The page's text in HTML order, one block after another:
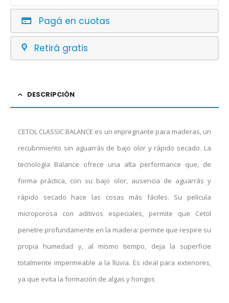
Pagá en cuotas
Retirá gratis
DESCRIPCIÓN
CETOL CLASSIC BALANCE es un impregnante para maderas, un
recubrimiento sin aguarrás de bajo olor y rápido secado. La
tecnología Balance ofrece una alta performance que, de
forma práctica, con su bajo olor, ausencia de aguarrás y
rápido secado hace las cosas más fáciles. Su película
microporosa con aditivos especiales, permite que Cetol
penetre profundamente en la madera: permite que respire su
propia humedad y, al mismo tiempo, deja la superficie
totalmente impermeable a la lluvia. Es ideal para exteriores,
ya que evita la formación de algas y hongos